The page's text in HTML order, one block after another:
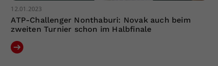
12.01.2023
ATP-Challenger Nonthaburi: Novak auch beim
zweiten Turnier schon im Halbfinale